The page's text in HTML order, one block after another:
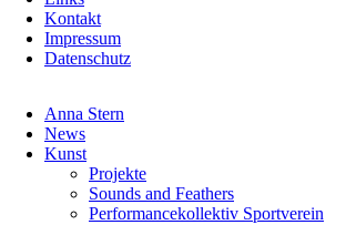
Kontakt
Impressum
Datenschutz
überspringen
Anna Stern
News
Kunst
Projekte
Sounds and Feathers
Performancekollektiv Sportverein